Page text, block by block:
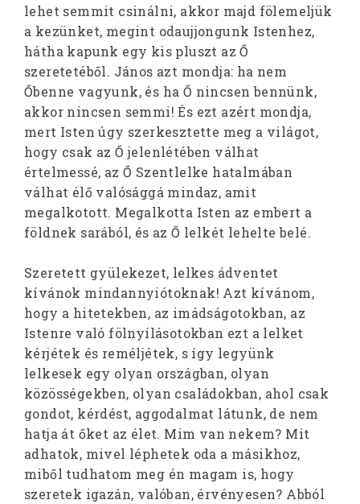
lehet semmit csinálni, akkor majd fölemeljük
a kezünket, megint odaujjongunk Istenhez,
hátha kapunk egy kis pluszt az Ő
szeretetéből. János azt mondja: ha nem
Őbenne vagyunk, és ha Ő nincsen bennünk,
akkor nincsen semmi! És ezt azért mondja,
mert Isten úgy szerkesztette meg a világot,
hogy csak az Ő jelenlétében válhat
értelmessé, az Ő Szentlelke hatalmában
válhat élő valósággá mindaz, amit
megalkotott. Megalkotta Isten az embert a
földnek sarából, és az Ő lelkét lehelte belé.
Szeretett gyülekezet, lelkes ádventet
kívánok mindannyiótoknak! Azt kívánom,
hogy a hitetekben, az imádságotokban, az
Istenre való fölnyílásotokban ezt a lelket
kérjétek és reméljétek, s így legyünk
lelkesek egy olyan országban, olyan
közösségekben, olyan családokban, ahol csak
gondot, kérdést, aggodalmat látunk, de nem
hatja át őket az élet. Mim van nekem? Mit
adhatok, mivel léphetek oda a másikhoz,
miből tudhatom meg én magam is, hogy
szeretek igazán, valóban, érvényesen? Abból